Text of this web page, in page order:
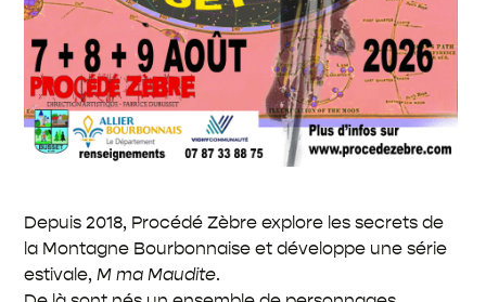
Depuis 2018, Procédé Zèbre explore les secrets de
la Montagne Bourbonnaise et développe une série
estivale, M ma Maudite.